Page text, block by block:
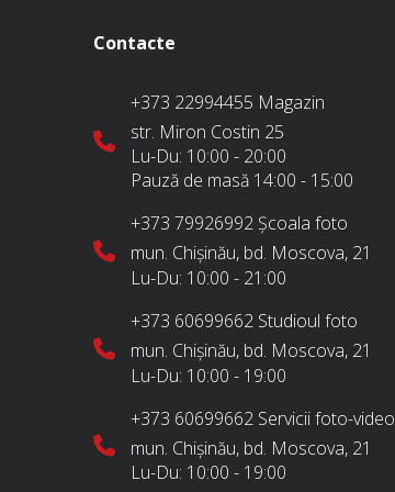
Contacte
+373 22994455 Magazin
str. Miron Costin 25
Lu-Du: 10:00 - 20:00
Pauză de masă 14:00 - 15:00
+373 79926992 Școala foto
mun. Chișinău, bd. Moscova, 21
Lu-Du: 10:00 - 21:00
+373 60699662 Studioul foto
mun. Chișinău, bd. Moscova, 21
Lu-Du: 10:00 - 19:00
+373 60699662 Servicii foto-video
mun. Chișinău, bd. Moscova, 21
Lu-Du: 10:00 - 19:00